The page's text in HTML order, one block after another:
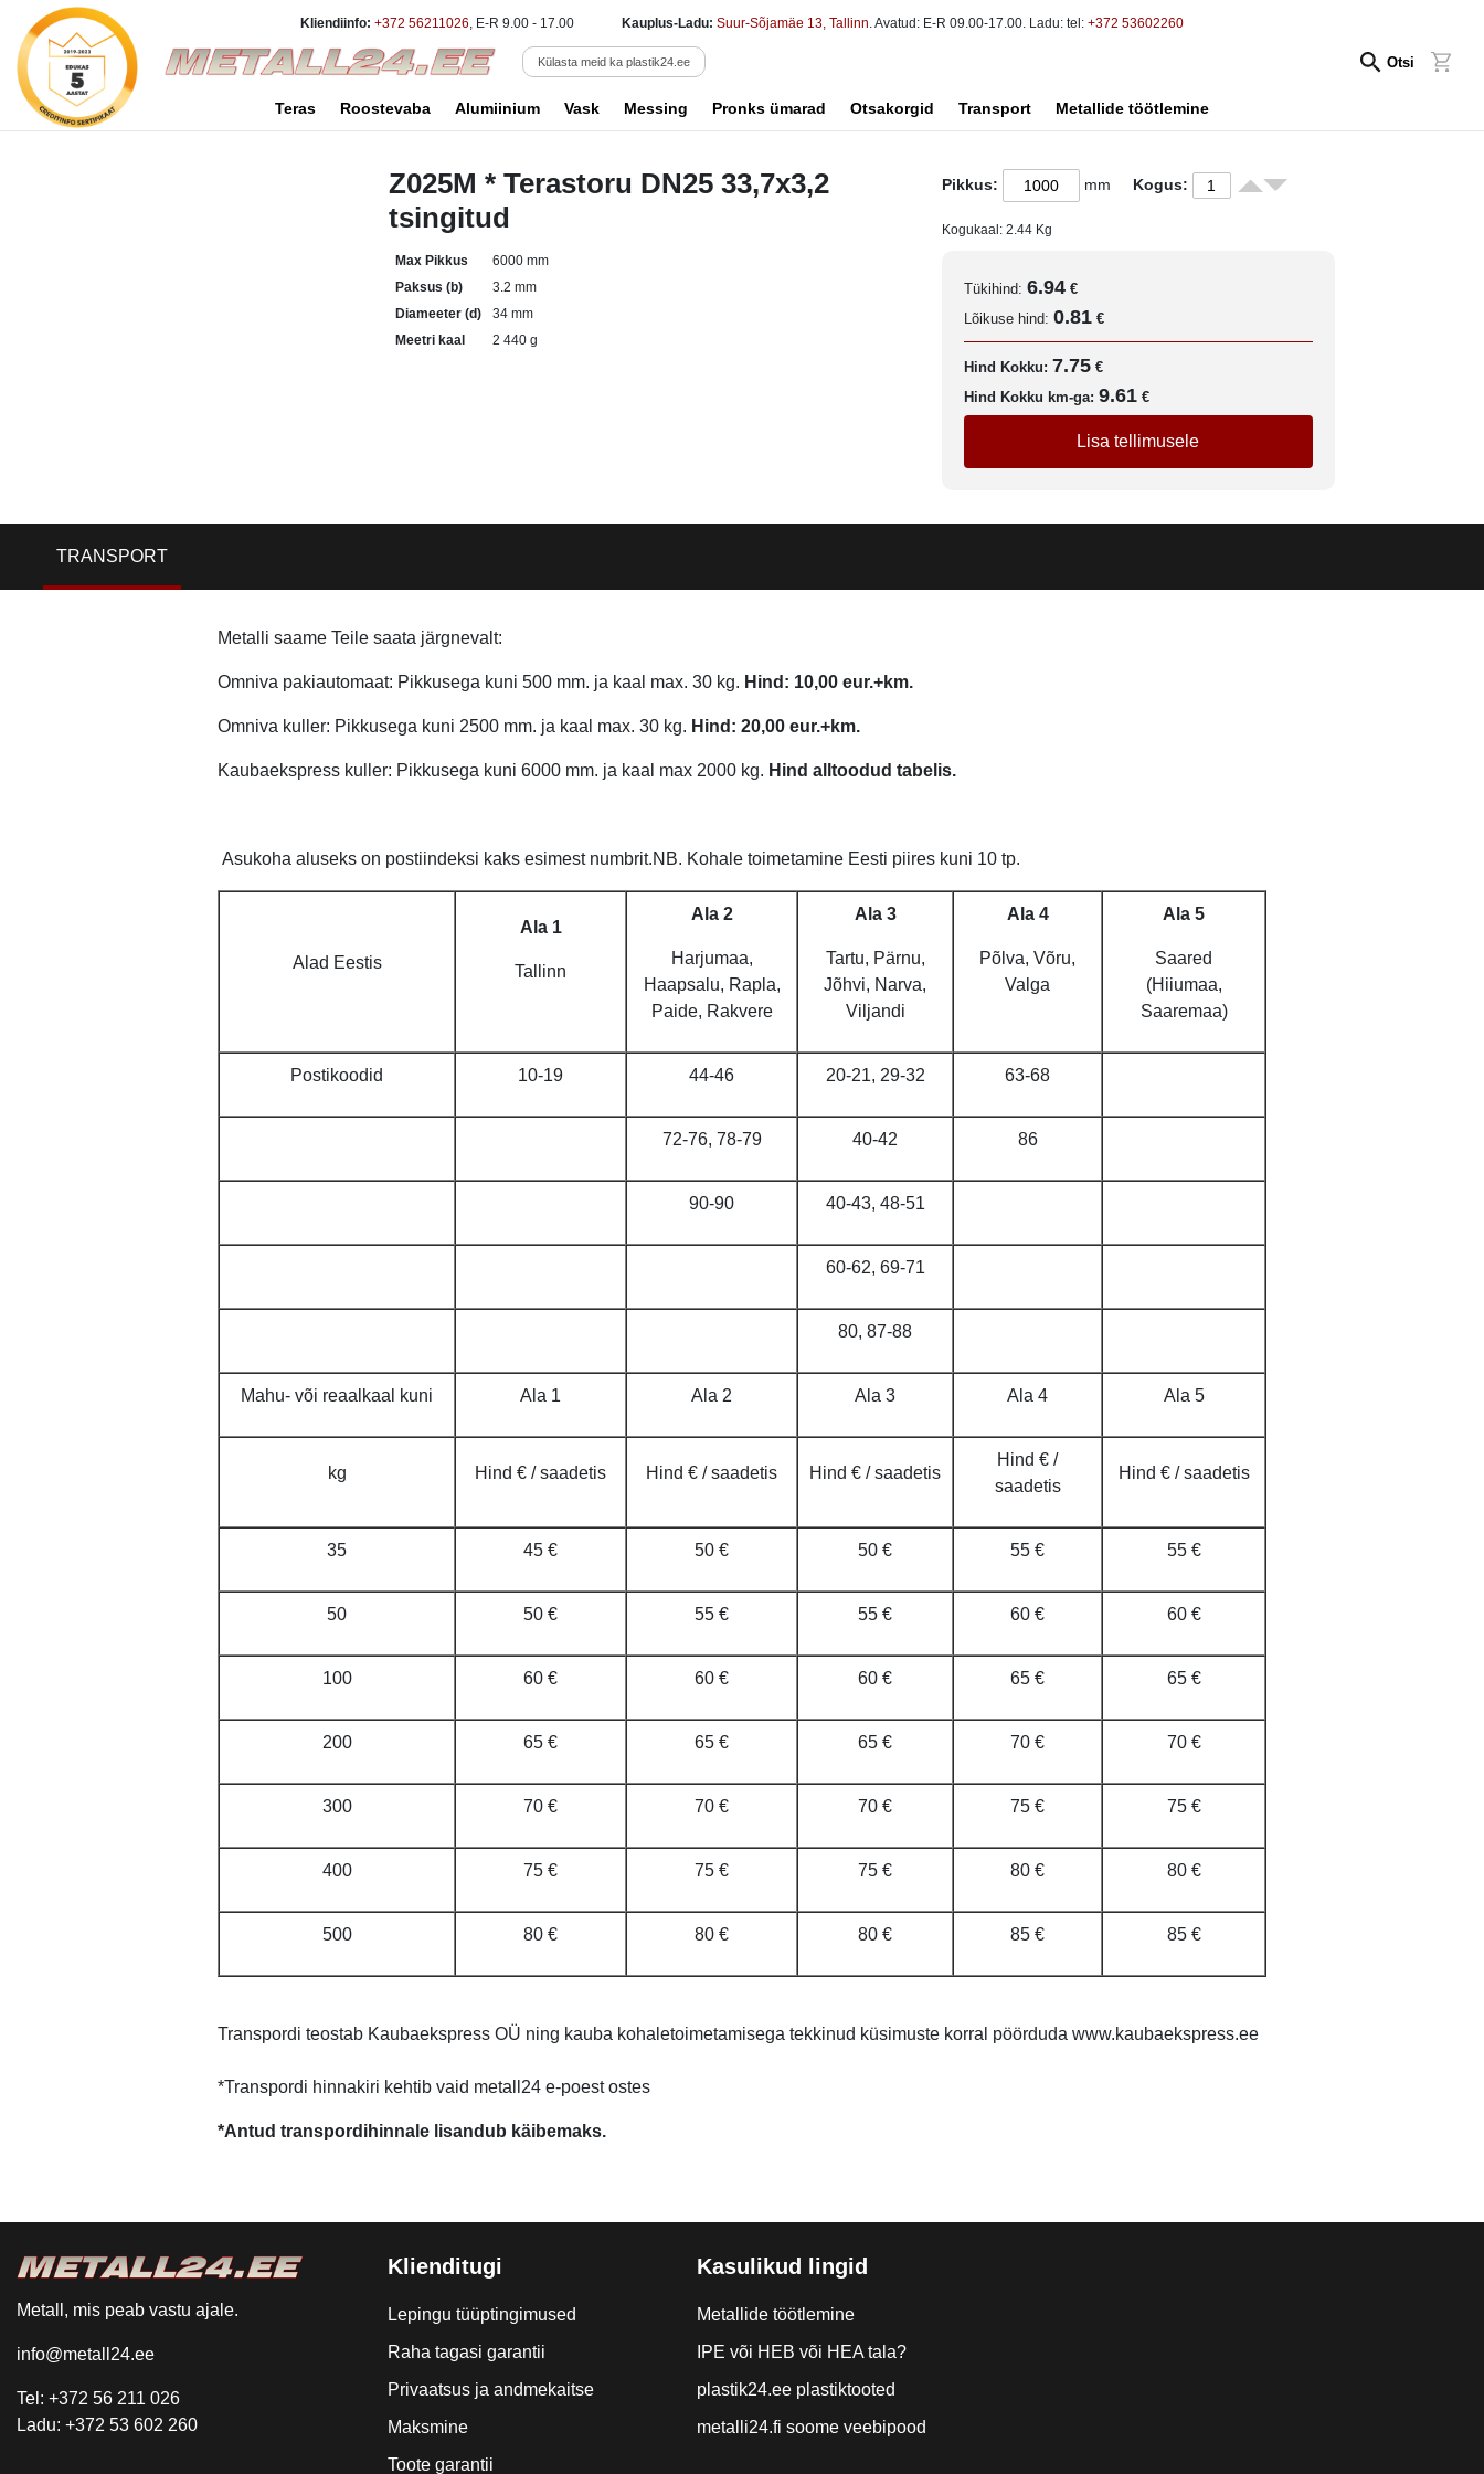
Kliendiinfo: +372 56211026, E-R 9.00 - 17.00 Kauplus-Ladu: Suur-Sõjamäe 13, Tallinn. Avatud: E-R 09.00-17.00. Ladu: tel: +372 53602260
Külasta meid ka plastik24.ee Otsi
Teras Roostevaba Alumiinium Vask Messing Pronks ümarad Otsakorgid Transport Metallide töötlemine
Z025M * Terastoru DN25 33,7x3,2
tsingitud
Max Pikkus
6000 mm
Paksus (b)
3.2 mm
Diameeter (d)
34 mm
Meetri kaal
2 440 g
Pikkus: mm Kogus:
Kogukaal: 2.44Kg
Tükihind: 6.94 €
Lõikuse hind: 0.81 €
Hind Kokku: 7.75 €
Hind Kokku km-ga: 9.61 €
Lisa tellimusele
TRANSPORT
Metalli saame Teile saata järgnevalt:
Omniva pakiautomaat: Pikkusega kuni 500 mm. ja kaal max. 30 kg. Hind: 10,00 eur.+km.
Omniva kuller: Pikkusega kuni 2500 mm. ja kaal max. 30 kg. Hind: 20,00 eur.+km.
Kaubaekspress kuller: Pikkusega kuni 6000 mm. ja kaal max 2000 kg. Hind alltoodud tabelis.
Asukoha aluseks on postiindeksi kaks esimest numbrit.NB. Kohale toimetamine Eesti piires kuni 10 tp.
Alad Eestis
Ala 1
Tallinn
Ala 2
Harjumaa,
Haapsalu, Rapla,
Paide, Rakvere
Ala 3
Tartu, Pärnu,
Jõhvi, Narva,
Viljandi
Ala 4
Põlva, Võru,
Valga
Ala 5
Saared
(Hiiumaa,
Saaremaa)
Postikoodid 10-19 44-46 20-21, 29-32 63-68
72-76, 78-79 40-42 86
90-90 40-43, 48-51
60-62, 69-71
80, 87-88
Mahu- või reaalkaal kuni Ala 1 Ala 2 Ala 3 Ala 4 Ala 5
kg Hind € / saadetis Hind € / saadetis Hind € / saadetis
Hind € /
saadetis
Hind € / saadetis
35 45 € 50 € 50 € 55 € 55 €
50 50 € 55 € 55 € 60 € 60 €
100 60 € 60 € 60 € 65 € 65 €
200 65 € 65 € 65 € 70 € 70 €
300 70 € 70 € 70 € 75 € 75 €
400 75 € 75 € 75 € 80 € 80 €
500 80 € 80 € 80 € 85 € 85 €
Transpordi teostab Kaubaekspress OÜ ning kauba kohaletoimetamisega tekkinud küsimuste korral pöörduda www.kaubaekspress.ee
*Transpordi hinnakiri kehtib vaid metall24 e-poest ostes
*Antud transpordihinnale lisandub käibemaks.
Metall, mis peab vastu ajale.
info@metall24.ee
Tel: +372 56 211 026
Ladu: +372 53 602 260
Klienditugi
Lepingu tüüptingimused
Raha tagasi garantii
Privaatsus ja andmekaitse
Maksmine
Toote garantii
Kasulikud lingid
Metallide töötlemine
IPE või HEB või HEA tala?
plastik24.ee plastiktooted
metalli24.fi soome veebipood